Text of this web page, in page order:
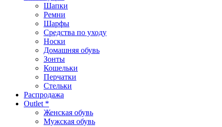
Шапки
Ремни
Шарфы
Средства по уходу
Носки
Домашняя обувь
Зонты
Кошельки
Перчатки
Стельки
Распродажа
Outlet *
Женская обувь
Мужская обувь